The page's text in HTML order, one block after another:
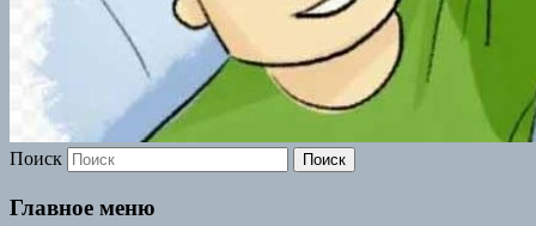
Поиск
Главное меню